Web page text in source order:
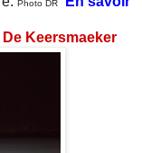
Photo DR
Keersmaeker